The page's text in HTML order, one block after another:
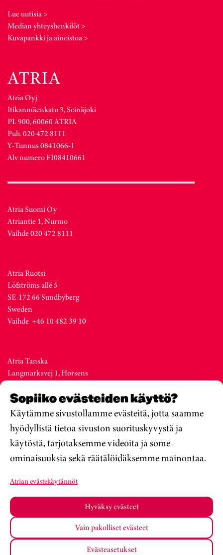
Sopiiko evästeiden käyttö?
Käytämme sivustollamme evästeitä, jotta saamme
hyödyllistä tietoa sivuston suorituskyvystä ja
käytöstä, tarjotaksemme videoita ja some-
ominaisuuksia sekä räätälöidäksemme mainontaa.
Atrian evästekäytännöt
Hyväksy evästeet
Vain pakolliset evästeet
Evästeasetukset
Lue uutisia >
Median yhteyshenkilöt >
Kuvapankki ja aineistoa >
Atria Oyj
Itikanmäenkatu 3, Seinäjoki
PL 900, 60060 ATRIA
Puh. 020 472 8111
Y-Tunnus 0841066-1
Alv numero FI08410661
Atria Suomi Oy
Atriantie 1, Nurmo
Vaihde 020 472 8111
Atria Ruotsi
Löfströms allé 5
SE-172 66 Sundbyberg
Sweden
Vaihde +46 10 482 39 10
Atria Tanska
Langmarksvej 1, Horsens
Denmark
Vaihde +45 76 28 25 00
Atria Viro
Metsa str. 19, Valga
Estonia
Vaihde +372 76 79 900
Atria Oyj KoulumateriaalitTietosuojakäytäntö